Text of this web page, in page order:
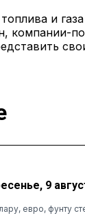
и
компании-
9
евро, фунту